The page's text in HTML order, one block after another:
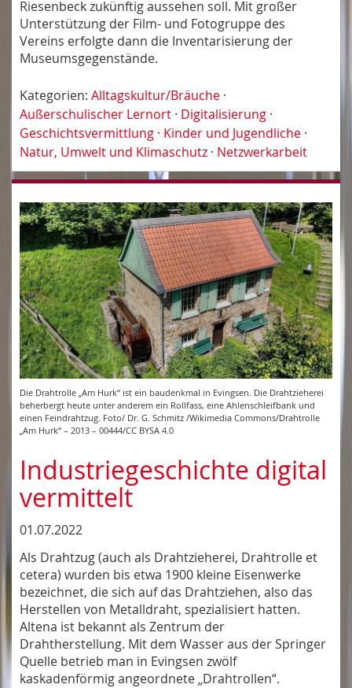
Riesenbeck zukünftig aussehen soll. Mit großer
Unterstützung der Film- und Fotogruppe des
Vereins erfolgte dann die Inventarisierung der
Museumsgegenstände.
Kategorien: Alltagskultur/Bräuche ·
Außerschulischer Lernort · Digitalisierung ·
Geschichtsvermittlung · Kinder und Jugendliche ·
Natur, Umwelt und Klimaschutz · Netzwerkarbeit
Die Drahtrolle „Am Hurk“ ist ein baudenkmal in Evingsen. Die Drahtzieherei
beherbergt heute unter anderem ein Rollfass, eine Ahlenschleifbank und
einen Feindrahtzug. Foto/ Dr. G. Schmitz /Wikimedia Commons/Drahtrolle
„Am Hurk“ – 2013 – 00444/CC BYSA 4.0
Industriegeschichte digital
vermittelt
01.07.2022
Als Drahtzug (auch als Drahtzieherei, Drahtrolle et
cetera) wurden bis etwa 1900 kleine Eisenwerke
bezeichnet, die sich auf das Drahtziehen, also das
Herstellen von Metalldraht, spezialisiert hatten.
Altena ist bekannt als Zentrum der
Drahtherstellung. Mit dem Wasser aus der Springer
Quelle betrieb man in Evingsen zwölf
kaskadenförmig angeordnete „Drahtrollen“.